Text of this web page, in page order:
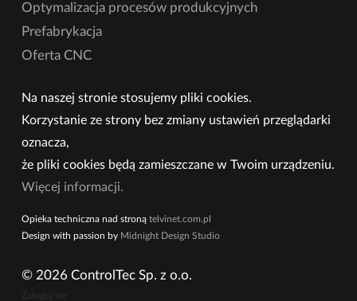
Optymalizacja procesów produkcyjnych
Prefabrykacja
Oferta CNC
Na naszej stronie stosujemy pliki cookies.
Korzystanie ze strony bez zmiany ustawień przeglądarki
oznacza,
że pliki cookies będą zamieszczane w Twoim urządzeniu.
Więcej informacji.
Opieka techniczna nad stroną telvinet.com.pl
Design with passion by Midnight Design Studio
© 2026 ControlTec Sp. z o.o.
Zaloguj się